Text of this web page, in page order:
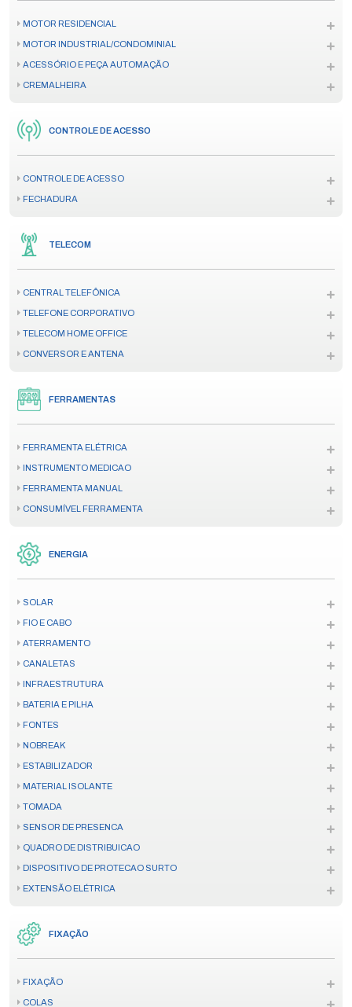
MOTOR RESIDENCIAL
MOTOR INDUSTRIAL/CONDOMINIAL
ACESSÓRIO E PEÇA AUTOMAÇÃO
CREMALHEIRA
CONTROLE DE ACESSO
CONTROLE DE ACESSO
FECHADURA
TELECOM
CENTRAL TELEFÔNICA
TELEFONE CORPORATIVO
TELECOM HOME OFFICE
CONVERSOR E ANTENA
FERRAMENTAS
FERRAMENTA ELÉTRICA
INSTRUMENTO MEDICAO
FERRAMENTA MANUAL
CONSUMÍVEL FERRAMENTA
ENERGIA
SOLAR
FIO E CABO
ATERRAMENTO
CANALETAS
INFRAESTRUTURA
BATERIA E PILHA
FONTES
NOBREAK
ESTABILIZADOR
MATERIAL ISOLANTE
TOMADA
SENSOR DE PRESENCA
QUADRO DE DISTRIBUICAO
DISPOSITIVO DE PROTECAO SURTO
EXTENSÃO ELÉTRICA
FIXAÇÃO
FIXAÇÃO
COLAS